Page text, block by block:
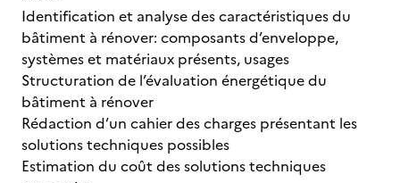
Identification et analyse des caractéristiques du
bâtiment à rénover: composants d’enveloppe,
systèmes et matériaux présents, usages
Structuration de l’évaluation énergétique du
bâtiment à rénover
Rédaction d’un cahier des charges présentant les
solutions techniques possibles
Estimation du coût des solutions techniques